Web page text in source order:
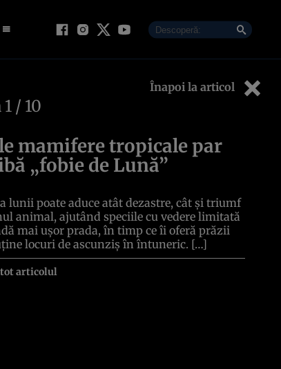
Înapoi la articol
1 / 10
mamifere tropicale par
„fobie de Lună”
lunii poate aduce atât dezastre, cât și triumf
animal, ajutând speciile cu vedere limitată
mai ușor prada, în timp ce îi oferă prăzii
locuri de ascunziș în întuneric. […]
articolul